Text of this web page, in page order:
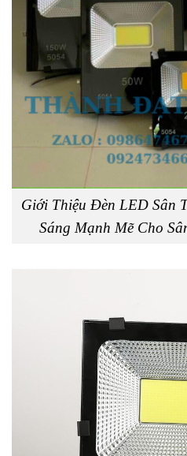
Giới Thiệu Đèn LED Sân
Sáng Mạnh Mẽ Cho